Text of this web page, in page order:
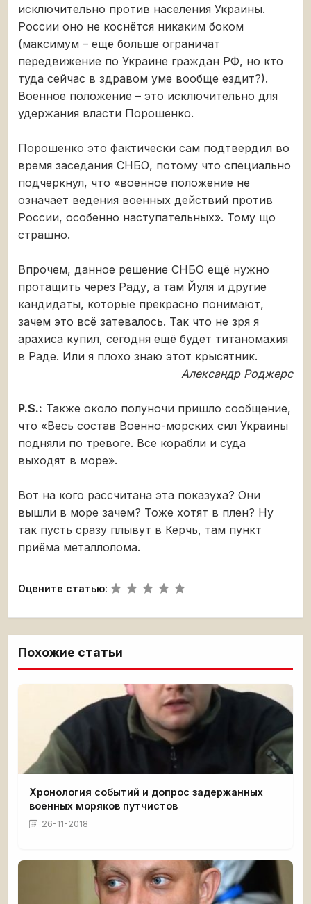
исключительно против населения Украины.
России оно не коснётся никаким боком
(максимум – ещё больше ограничат
передвижение по Украине граждан РФ, но кто
туда сейчас в здравом уме вообще ездит?).
Военное положение – это исключительно для
удержания власти Порошенко.
Порошенко это фактически сам подтвердил во
время заседания СНБО, потому что специально
подчеркнул, что «военное положение не
означает ведения военных действий против
России, особенно наступательных». Тому що
страшно.
Впрочем, данное решение СНБО ещё нужно
протащить через Раду, а там Йуля и другие
кандидаты, которые прекрасно понимают,
зачем это всё затевалось. Так что не зря я
арахиса купил, сегодня ещё будет титаномахия
в Раде. Или я плохо знаю этот крысятник.
Александр Роджерс
P.S.: Также около полуночи пришло сообщение,
что «Весь состав Военно-морских сил Украины
подняли по тревоге. Все корабли и суда
выходят в море».
Вот на кого рассчитана эта показуха? Они
вышли в море зачем? Тоже хотят в плен? Ну
так пусть сразу плывут в Керчь, там пункт
приёма металлолома.
Оцените статью:
Похожие статьи
Хронология событий и допрос задержанных
военных моряков путчистов
26-11-2018